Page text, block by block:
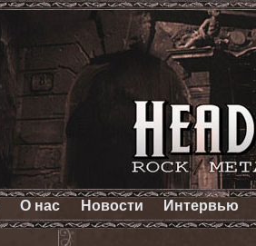
О нас Новости Интервью